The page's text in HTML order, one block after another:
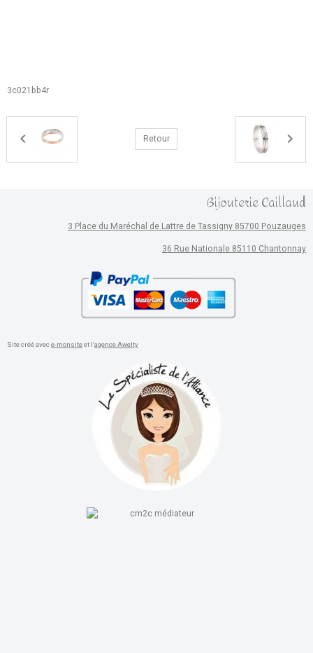
3c021bb4r
Retour
Bijouterie Caillaud
3 Place du Maréchal de Lattre de Tassigny 85700 Pouzauges
36 Rue Nationale 85110 Chantonnay
Site créé avece-monsiteet l'agence Awelty